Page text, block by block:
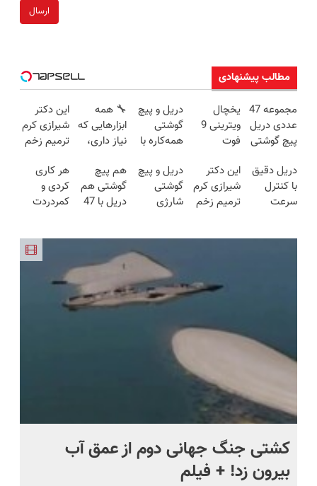
ارسال
مطالب پیشنهادی
مجموعه 47
عددی دریل
پیچ گوشتی
(تخفیف به
مدت
محدود)
یخچال
ویترینی 9
فوت
(جدید)
دریل و پیچ
گوشتی
همه‌کاره با
هوشمند ⚙️
(نصف
قیمت بازار
🔧 همه
ابزارهایی که
نیاز داری،
جمع شده!
تخفیف به
مدت
این دکتر
شیرازی کرم
ترمیم زخم
ساخت!!!
دریل دقیق
با کنترل
سرعت
این دکتر
شیرازی کرم
ترمیم زخم
دریل و پیچ
گوشتی
شارژی
(همراه با
متعلقات)
هم پیچ
گوشتی هم
دریل با 47
بخرش!🔥
هر کاری
کردی و
کمردردت
پرسشنامه و
دریافت راه
حل
کشتی‌ جنگ جهانی دوم از عمق آب
بیرون زد! + فیلم